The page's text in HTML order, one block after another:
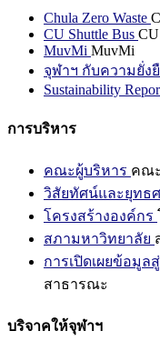
Chula Zero Waste
CU Shuttle Bus
MuvMi MuvMi
จุฬาฯ กับความยั่ง
Sustainability
การบริหาร
คณะผู้บริหาร คณ
วิสัยทัศน์และยุทธ
โครงสร้างองค์กร
สภามหาวิทยาลัย
การเปิดเผยข้อมูล
สาธารณะ
บริจาคให้จุฬาฯ